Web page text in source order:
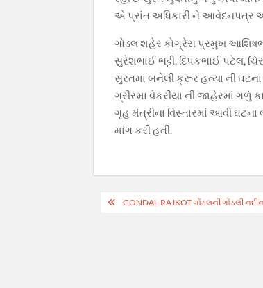
o
k
p
p
m
n
k
એ પ્રાંત અધિકારી ને આવેદનપત્ર
ગોંડલ શહેર કોંગ્રેસ પ્રમુખ
સુરેશભાઈ ભટ્ટી, દિપકભાઈ પટેલ,
સુરતમાં બનેલી ક્રૂર હત્યા ની
ગ્રીસ્મા વેકરીયા ની જાહેરમાં ગળું
ગૃહ મંત્રીના વિસ્તારમાં આવી
માંગ કરી હતી.
PostGONDAL-RAJKOT ગોંડલની ગોંડલી